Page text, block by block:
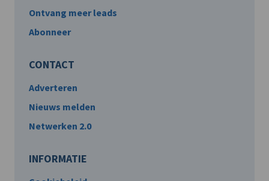
Ontvang meer leads
Abonneer
CONTACT
Adverteren
Nieuws melden
Netwerken 2.0
INFORMATIE